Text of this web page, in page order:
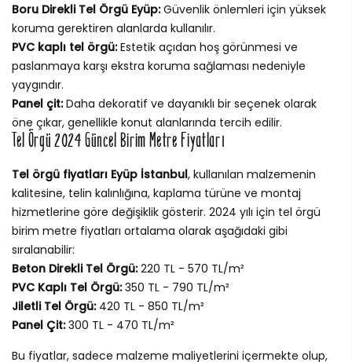
Boru Direkli Tel Örgü Eyüp:Güvenlik önlemleri için yüksek
koruma gerektiren alanlarda kullanılır.
PVC kaplı tel örgü:Estetik açıdan hoş görünmesi ve
paslanmaya karşı ekstra koruma sağlaması nedeniyle
yaygındır.
Panel çit:Daha dekoratif ve dayanıklı bir seçenek olarak
öne çıkar, genellikle konut alanlarında tercih edilir.
Tel Örgü 2024 Güncel Birim Metre Fiyatları
Tel örgü fiyatları Eyüp İstanbul, kullanılan malzemenin
kalitesine, telin kalınlığına, kaplama türüne ve montaj
hizmetlerine göre değişiklik gösterir. 2024 yılı için tel örgü
birim metre fiyatları ortalama olarak aşağıdaki gibi
sıralanabilir:
Beton Direkli Tel Örgü:220 TL - 570 TL/m²
PVC Kaplı Tel Örgü:350 TL - 790 TL/m²
Jiletli Tel Örgü:420 TL - 850 TL/m²
Panel Çit:300 TL - 470 TL/m²
Bu fiyatlar, sadece malzeme maliyetlerini içermekte olup,